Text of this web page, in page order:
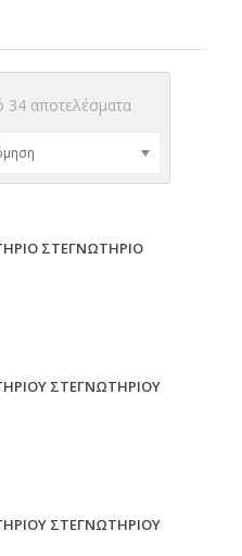
αποτελέσματα
ΣΤΕΓΝΩΤΗΡΙΟ
ΣΤΕΓΝΩΤΗΡΙΟΥ
ΣΤΕΓΝΩΤΗΡΙΟΥ